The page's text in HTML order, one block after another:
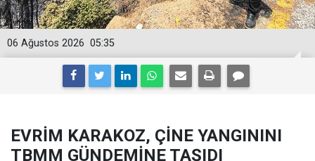
05:35
06 Ağustos 2026
EVRİM KARAKOZ, ÇİNE YANGININI
TBMM GÜNDEMİNE TAŞIDI